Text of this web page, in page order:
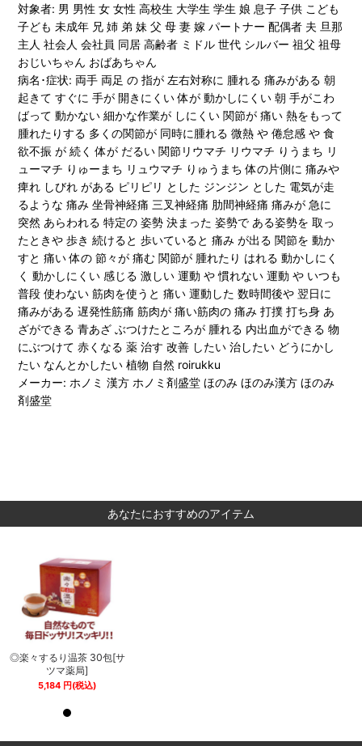
対象者: 男 男性 女 女性 高校生 大学生 学生 娘 息子 子供 こども
子ども 未成年 兄 姉 弟 妹 父 母 妻 嫁 パートナー 配偶者 夫 旦那
主人 社会人 会社員 同居 高齢者 ミドル 世代 シルバー 祖父 祖母
おじいちゃん おばあちゃん
病名･症状: 両手 両足 の 指が 左右対称に 腫れる 痛みがある 朝
起きて すぐに 手が 開きにくい 体が 動かしにくい 朝 手がこわ
ばって 動かない 細かな作業が しにくい 関節が 痛い 熱をもって
腫れたりする 多くの関節が 同時に腫れる 微熱 や 倦怠感 や 食
欲不振 が 続く 体が だるい 関節リウマチ リウマチ りうまち リ
ューマチ りゅーまち リュウマチ りゅうまち 体の片側に 痛みや
痺れ しびれ がある ピリピリ とした ジンジン とした 電気が走
るような 痛み 坐骨神経痛 三叉神経痛 肋間神経痛 痛みが 急に
突然 あらわれる 特定の 姿勢 決まった 姿勢で ある姿勢を 取っ
たときや 歩き 続けると 歩いていると 痛み が出る 関節を 動か
すと 痛い 体の 節々が 痛む 関節が 腫れたり はれる 動かしにく
く 動かしにくい 感じる 激しい 運動 や 慣れない 運動 や いつも
普段 使わない 筋肉を使うと 痛い 運動した 数時間後や 翌日に
痛みがある 遅発性筋痛 筋肉が 痛い筋肉の 痛み 打撲 打ち身 あ
ざができる 青あざ ぶつけたところが 腫れる 内出血ができる 物
にぶつけて 赤くなる 薬 治す 改善 したい 治したい どうにかし
たい なんとかしたい 植物 自然 roirukku
メーカー: ホノミ 漢方 ホノミ剤盛堂 ほのみ ほのみ漢方 ほのみ
剤盛堂
あなたにおすすめのアイテム
◎楽々するり温茶 30包[サ
ツマ薬局]
5,184 円 (税込)